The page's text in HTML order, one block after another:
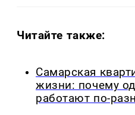
Читайте также:
Самарская
жизни: почему
работают по-